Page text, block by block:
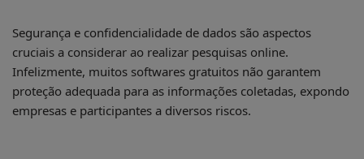
Segurança e confidencialidade de dados são aspectos
cruciais a considerar ao realizar pesquisas online.
Infelizmente, muitos softwares gratuitos não garantem
proteção adequada para as informações coletadas, expondo
empresas e participantes a diversos riscos.